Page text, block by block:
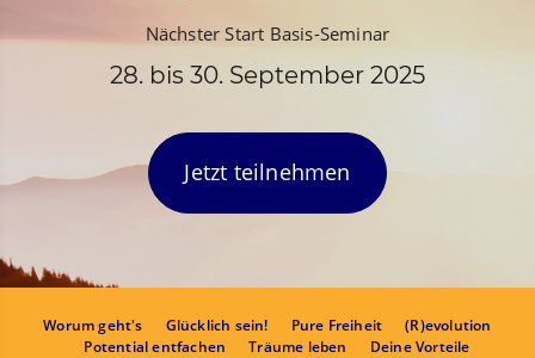
Nächster Start Basis-Seminar
28. bis 30. September 2025
Jetzt teilnehmen
Worum geht's Glücklich sein! Pure Freiheit
(R)evolution
Potential entfachen
Träume leben Deine Vorteile